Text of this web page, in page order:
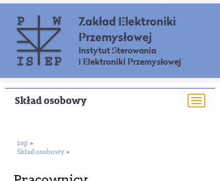
Zakład Elektroniki
Przemysłowej
Instytut Sterowania
i Elektroniki Przemysłowej
Skład osobowy
zep »
Skład osobowy »